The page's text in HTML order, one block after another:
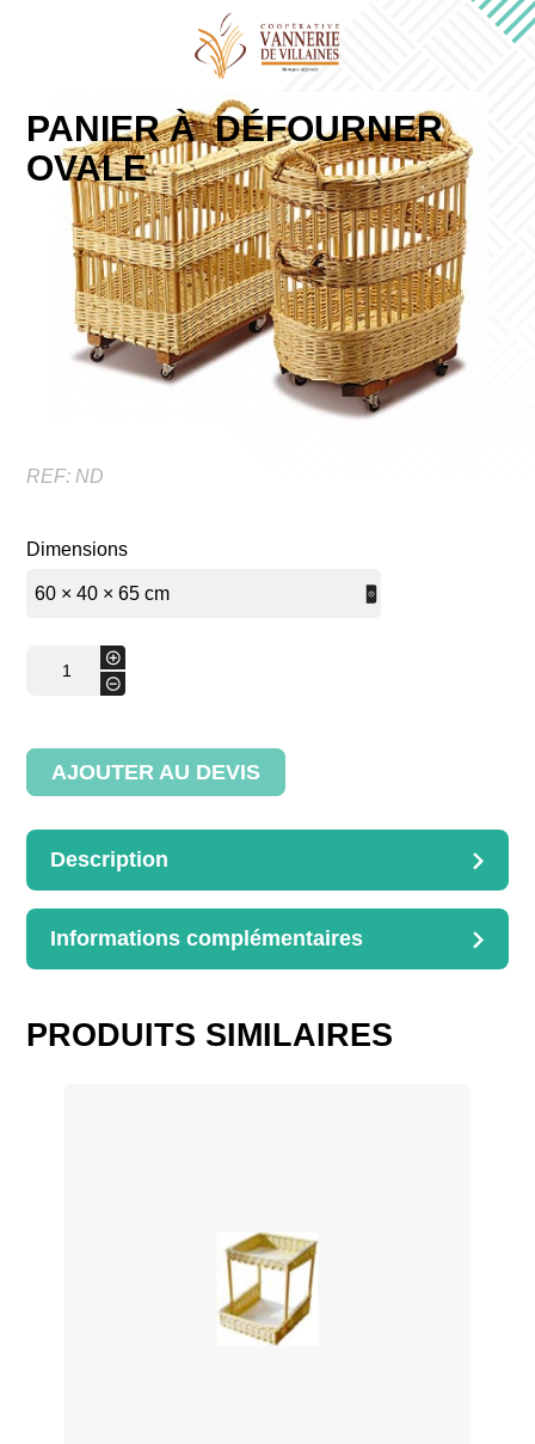
PANIER À DÉFOURNER
OVALE
REF: ND
Dimensions
-
ovale
+
AJOUTER AU DEVIS
Description
DESCRIPTION
Informations complémentaires
COMPLÉMENTAIRES
60 × 40 × 65 cm, 65 × 42 ×
65 cm, 70 × 45 × 70 cm, 80
PRODUITS SIMILAIRES